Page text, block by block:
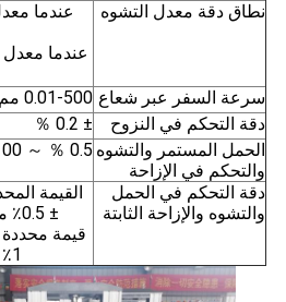
نطاق دقة معدل التشوه
سرعة السفر عبر شعاع 0.01-500 مم / دقيقة
دقة التحكم في النزوح
± 0.2 ％
الحمل المستمر والتشوه
والتحكم في الإزاحة
0.5 ％ ～ 100 ％ FS
دقة التحكم في الحمل
والتشوه والإزاحة الثابتة
± 0.5٪ من القيمة المحددة مسبقًا ؛
1٪ من القيمة المحددة مسبقًا